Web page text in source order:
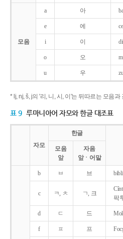
모음
a 아
e 에
i 이
o 오
u 우
* lj, nj, š, j의 '리, 니, 시, 이'는 뒤따르는 모음
표 9 루마니아어 자모와 한글 대조표
자모
한글
모음
앞
자음
앞ㆍ어말
b ㅂ 브
c ㅋ, ㅊ ㄱ, 크
팍
d ㄷ 드
f ㅍ 프